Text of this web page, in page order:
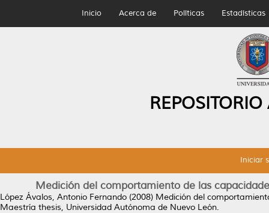
Inicio Acerca de Políticas Estadísticas
Iniciar
Medición del comportamiento de las
López Ávalos, Antonio Fernando (2008) Medición del
Maestría thesis, Universidad Autónoma de Nuevo León.